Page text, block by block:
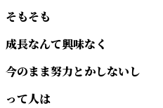
そもそも
成長なんて興味なく
今のまま努力とかしないし
って人は